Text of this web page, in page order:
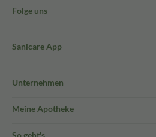
Folge uns
Sanicare App
Unternehmen
Meine Apotheke
So geht's